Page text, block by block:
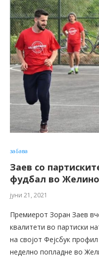
забава
Заев со
фудбал во
јуни 21, 2021
Премиерот Зоран Заев
квалитети во партиски
на својот Фејсбук
неделно попладне во